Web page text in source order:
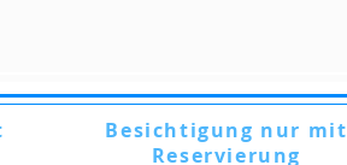
Besichtigung nur mit
Reservierung